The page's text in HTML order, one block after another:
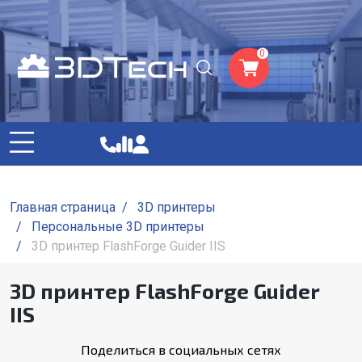
0
Главная страница /
3D принтеры
/
Персональные 3D принтеры
/
3D принтер FlashForge Guider IIS
3D принтер FlashForge Guider
IIS
Поделиться в социальных сетях